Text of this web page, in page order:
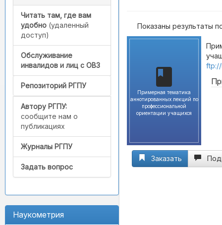
Читать там, где вам
удобно (удаленный
доступ)
Обслуживание
инвалидов и лиц с ОВЗ
Репозиторий РГПУ
Автору РГПУ:
сообщите нам о
публикациях
Журналы РГПУ
Задать вопрос
Наукометрия
Показаны результаты
Примерная тематика
аннотированных лекций по
профессиональной
ориентации учащихся
Заказать